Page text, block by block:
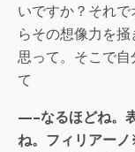
いですか？それ
らその想像力を
思って。そこで
て
—–なるほどね。
ね。フィリアー